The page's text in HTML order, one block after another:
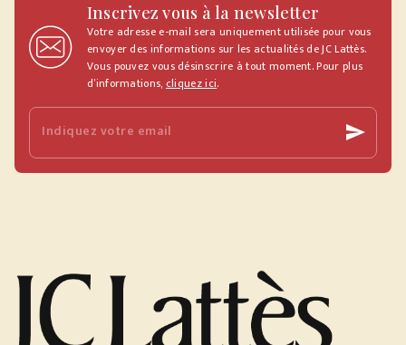
Inscrivez vous à la newsletter
Votre adresse e-mail sera uniquement utilisée pour vous
envoyer des informations sur les actualités de JC Lattès.
Vous pouvez vous désinscrire à tout moment. Pour plus
d’informations, cliquez ici.
Indiquez votre email send